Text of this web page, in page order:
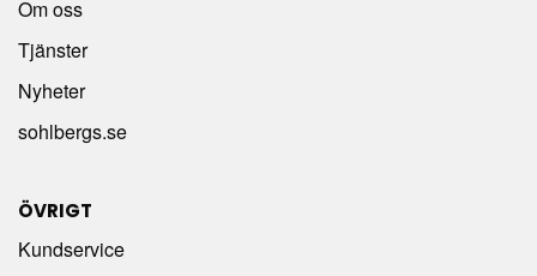
Om oss
Tjänster
Nyheter
sohlbergs.se
ÖVRIGT
Kundservice